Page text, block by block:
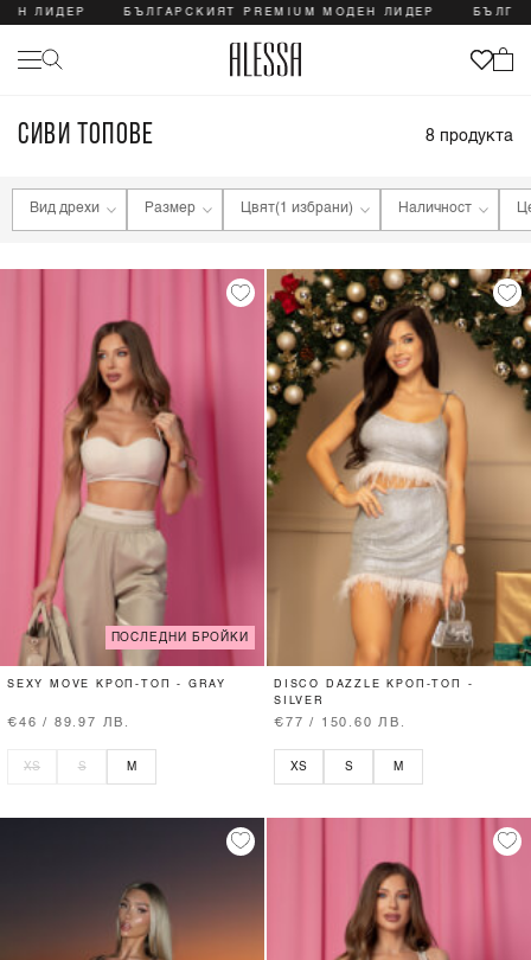
ЛИДЕР БЪЛГАРСКИЯТ PREMIUM МОДЕН ЛИДЕР
СИВИ ТОПОВЕ 8 продукта
Вид дрехи Размер Цвят(1 избрани) Наличност
ПОСЛЕДНИ БРОЙКИ
SEXY MOVE КРОП-ТОП - GRAY
€46 / 89.97 ЛВ.
XS S M
DISCO DAZZLE КРОП-ТОП -
SILVER
€77 / 150.60 ЛВ.
XS S M